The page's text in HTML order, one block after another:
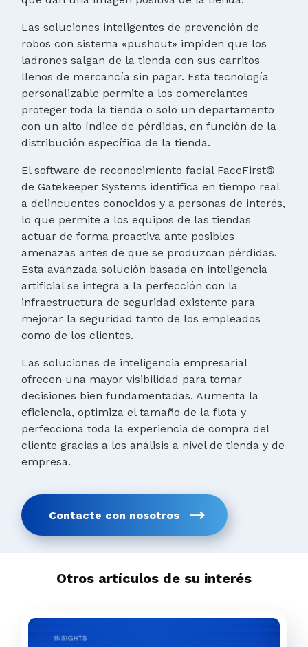
Las soluciones inteligentes de prevención de
robos con sistema «pushout» impiden que los
ladrones salgan de la tienda con sus carritos
llenos de mercancía sin pagar. Esta tecnología
personalizable permite a los comerciantes
proteger toda la tienda o solo un departamento
con un alto índice de pérdidas, en función de la
distribución específica de la tienda.
El software de reconocimiento facial FaceFirst®
de Gatekeeper Systems identifica en tiempo real
a delincuentes conocidos y a personas de interés,
lo que permite a los equipos de las tiendas
actuar de forma proactiva ante posibles
amenazas antes de que se produzcan pérdidas.
Esta avanzada solución basada en inteligencia
artificial se integra a la perfección con la
infraestructura de seguridad existente para
mejorar la seguridad tanto de los empleados
como de los clientes.
Las soluciones de inteligencia empresarial
ofrecen una mayor visibilidad para tomar
decisiones bien fundamentadas. Aumenta la
eficiencia, optimiza el tamaño de la flota y
perfecciona toda la experiencia de compra del
cliente gracias a los análisis a nivel de tienda y de
empresa.
Contacte con nosotros
Otros artículos de su interés